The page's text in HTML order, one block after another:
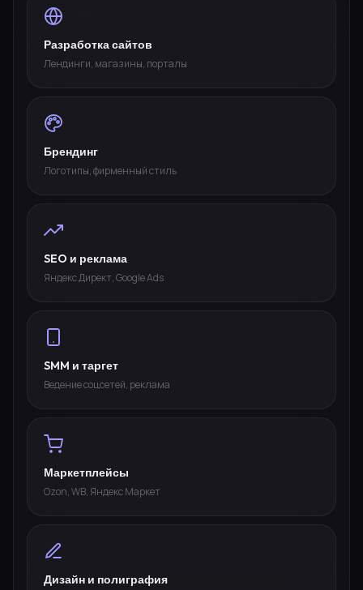
Разработка сайтов
Лендинги, магазины, порталы
Брендинг
Логотипы, фирменный стиль
SEO и реклама
Яндекс Директ, Google Ads
SMM и таргет
Ведение соцсетей, реклама
Маркетплейсы
Ozon, WB, Яндекс Маркет
Дизайн и полиграфия